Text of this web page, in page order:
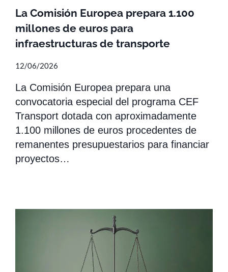
La Comisión Europea prepara 1.100
millones de euros para
infraestructuras de transporte
12/06/2026
La Comisión Europea prepara una
convocatoria especial del programa CEF
Transport dotada con aproximadamente
1.100 millones de euros procedentes de
remanentes presupuestarios para financiar
proyectos…